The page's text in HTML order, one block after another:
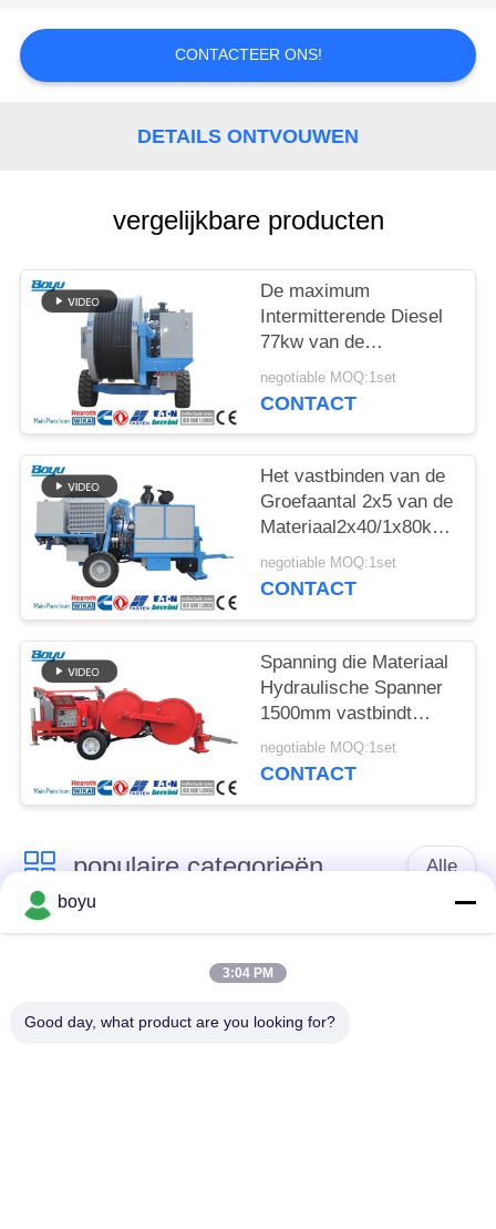
SITEMAP
CONTACTEER ONS!
DETAILS ONTVOUWEN
vergelijkbare producten
De maximum
Intermitterende Diesel
77kw van de
Spannings2x70kn
Hydraulische Spanner
negotiable MOQ:1set
CONTACT
Het vastbinden van de
Groefaantal 2x5 van de
Materiaal2x40/1x80kn
Hydraulisch Spanner
negotiable MOQ:1set
CONTACT
Spanning die Materiaal
Hydraulische Spanner
1500mm vastbindt
stier-Wiel Diameter
negotiable MOQ:1set
CONTACT
populaire categorieën Alle
transmissielijn die
Luchtlijn die Materiaal
vastbinden
spanning die
De antikabel van de
boyu
3:04 PM
Good day, what product are you looking for?